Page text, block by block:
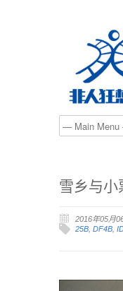
雪乡与小
2016年05月
25B, DF4B,